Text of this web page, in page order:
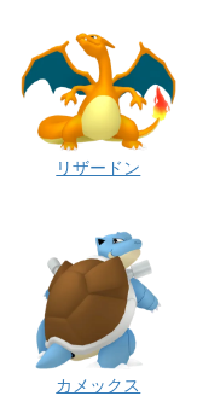
リザードン
カメックス